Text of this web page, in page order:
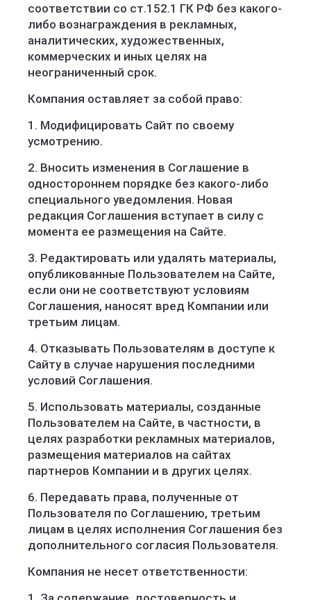
соответствии со ст.152.1 ГК РФ без какого-
либо вознаграждения в рекламных,
аналитических, художественных,
коммерческих и иных целях на
неограниченный срок.
Компания оставляет за собой право:
1. Модифицировать Сайт по своему
усмотрению.
2. Вносить изменения в Соглашение в
одностороннем порядке без какого-либо
специального уведомления. Новая
редакция Соглашения вступает в силу с
момента ее размещения на Сайте.
3. Редактировать или удалять материалы,
опубликованные Пользователем на Сайте,
если они не соответствуют условиям
Соглашения, наносят вред Компании или
третьим лицам.
4. Отказывать Пользователям в доступе к
Сайту в случае нарушения последними
условий Соглашения.
5. Использовать материалы, созданные
Пользователем на Сайте, в частности, в
целях разработки рекламных материалов,
размещения материалов на сайтах
партнеров Компании и в других целях.
6. Передавать права, полученные от
Пользователя по Соглашению, третьим
лицам в целях исполнения Соглашения без
дополнительного согласия Пользователя.
Компания не несет ответственности: